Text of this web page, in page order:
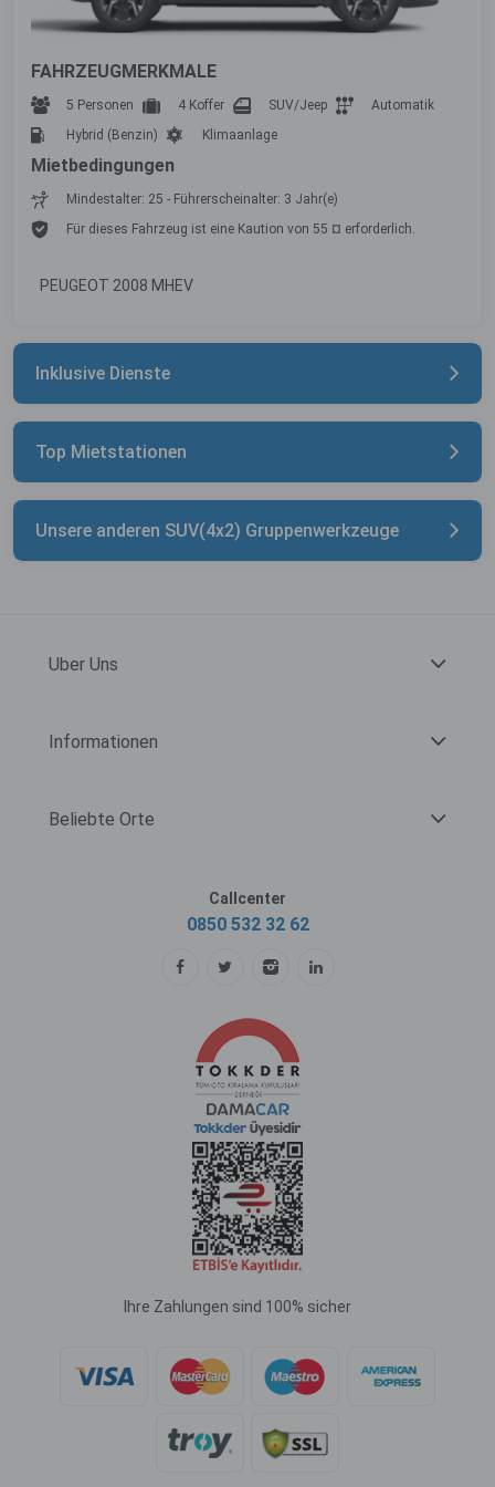
FAHRZEUGMERKMALE
5 Personen 4 Koffer SUV/Jeep
Automatik
Hybrid (Benzin)
Klimaanlage
Mietbedingungen
Mindestalter: 25 - Führerscheinalter: 3 Jahr(e)
Für dieses Fahrzeug ist eine Kaution von 55 ¤ erforderlich.
PEUGEOT 2008 MHEV
Inklusive Dienste
Top Mietstationen
Unsere anderen SUV(4x2) Gruppenwerkzeuge
Uber Uns
Informationen
Beliebte Orte
Callcenter
0850 532 32 62
Ihre Zahlungen sind 100% sicher